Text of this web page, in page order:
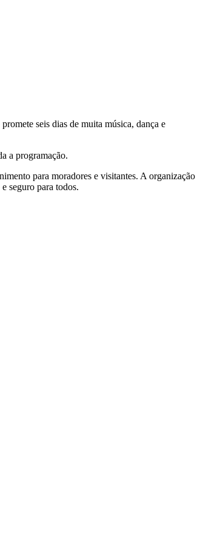
seis dias de muita música, dança e
a programação.
para moradores e visitantes. A organização
seguro para todos.